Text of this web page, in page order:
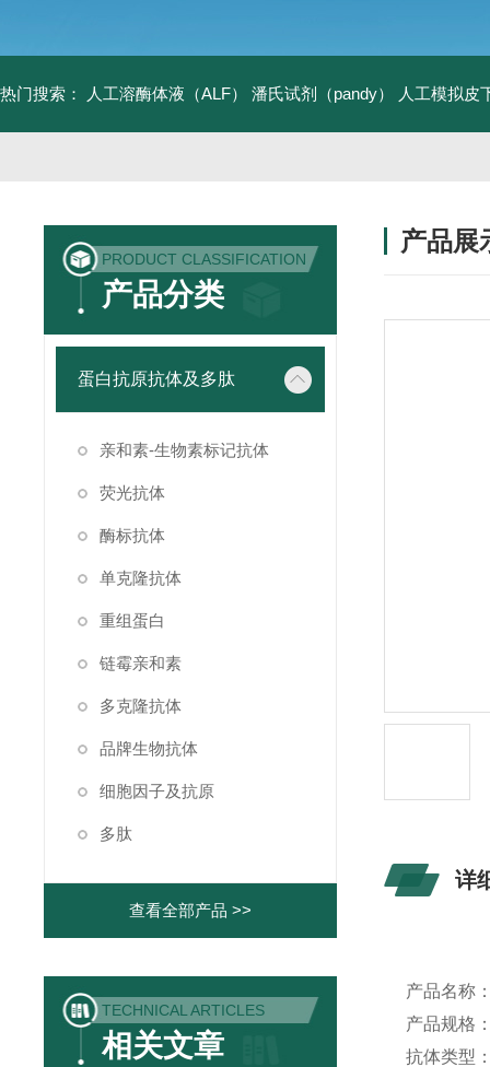
热门搜索： 人工溶酶体液（ALF） 潘氏试剂（pandy） 人工模拟皮
PRODUCT CLASSIFICATION
产品分类
蛋白抗原抗体及多肽
亲和素-生物素标记抗体
荧光抗体
酶标抗体
单克隆抗体
重组蛋白
链霉亲和素
多克隆抗体
品牌生物抗体
细胞因子及抗原
多肽
查看全部产品 >>
TECHNICAL ARTICLES
相关文章
产品展
详
产品名称
产品规格
抗体类型